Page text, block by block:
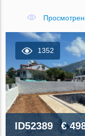
1352
ID52389 €